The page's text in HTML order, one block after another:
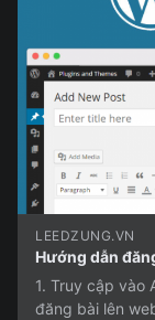
LEEDZUNG.VN
Hướng dẫn
1. Truy cập vào
đăng bài lên